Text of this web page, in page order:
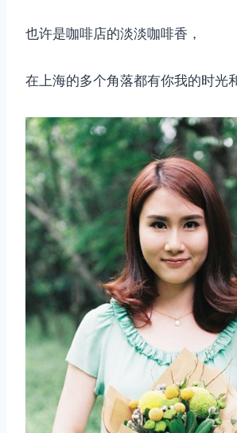
也许是咖啡店的淡淡咖啡香，
在上海的多个角落都有你我的时光